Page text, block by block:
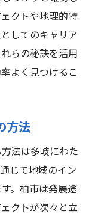
クトや地理的特
してのキャリア
らの秘訣を活用
よく見つけるこ
方法
法は多岐にわた
じて地域のイン
。柏市は発展途
クトが次々と立